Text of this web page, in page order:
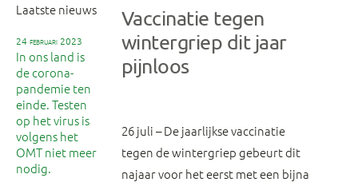
Laatste nieuws
24 februari 2023
In ons land is
de corona-
pandemie ten
einde. Testen
op het virus is
volgens het
OMT niet meer
nodig.
Vaccinatie tegen
wintergriep dit jaar
pijnloos
26 juli – De jaarlijkse vaccinatie
tegen de wintergriep gebeurt dit
najaar voor het eerst met een bijna